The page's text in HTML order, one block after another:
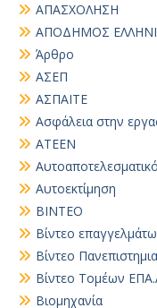
ΑΠΑΣΧΟΛΗΣΗ
ΑΠΟΔΗΜΟΣ
Άρθρο
ΑΣΕΠ
ΑΣΠΑΙΤΕ
Ασφάλεια στην
ΑΤΕΕΝ
Αυτοεκτίμηση
ΒΙΝΤΕΟ
Βίντεο
Βίντεο
Βίντεο Τομέων
Βιομηχανία